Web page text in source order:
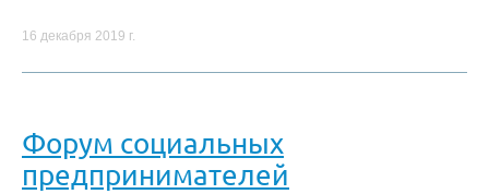
16 декабря 2019 г.
Форум социальных
предпринимателей